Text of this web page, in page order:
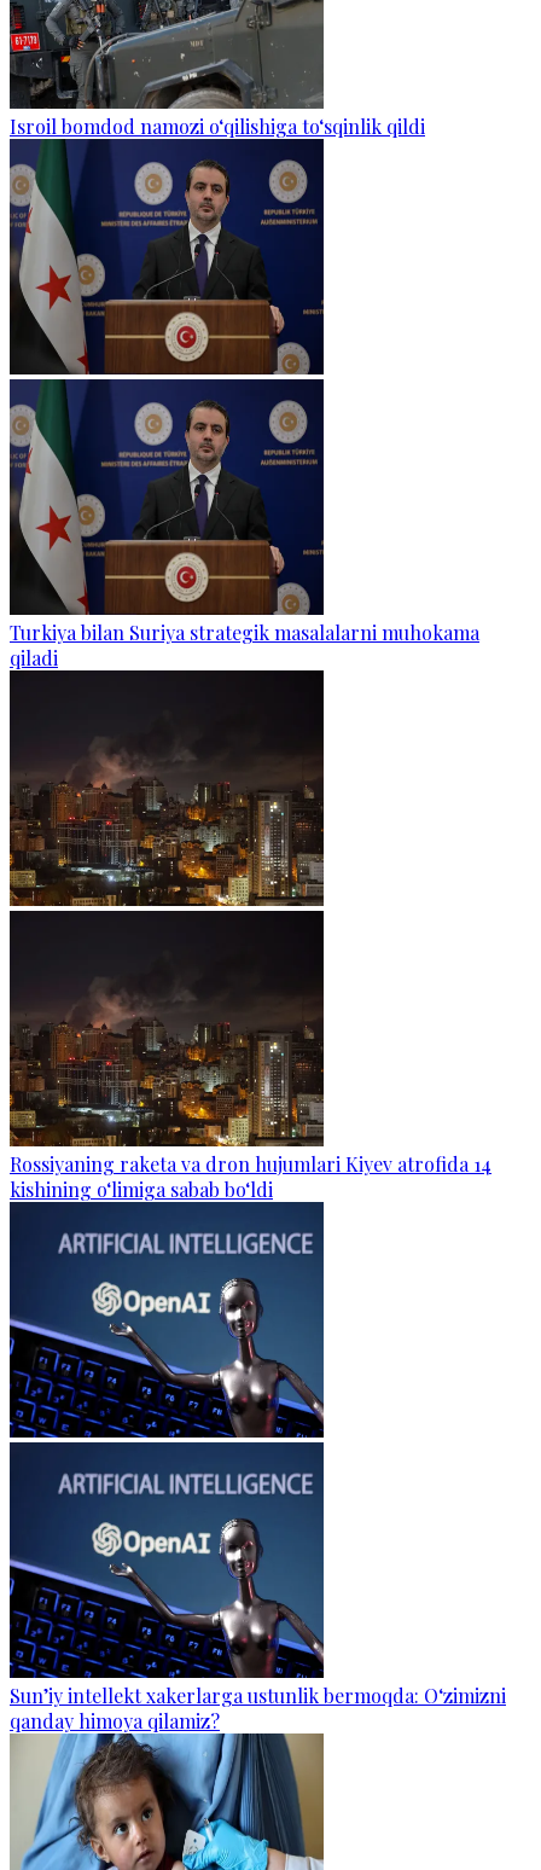
Isroil bomdod namozi o‘qilishiga to‘sqinlik qildi
Turkiya bilan Suriya strategik masalalarni muhokama
qiladi
Rossiyaning raketa va dron hujumlari Kiyev atrofida 14
kishining o‘limiga sabab bo‘ldi
Sun’iy intellekt xakerlarga ustunlik bermoqda: O‘zimizni
qanday himoya qilamiz?